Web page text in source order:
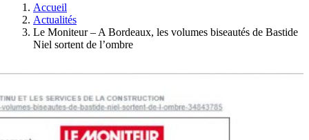
Accueil
Actualités
Le Moniteur – A Bordeaux, les volumes biseautés de Bastide
Niel sortent de l’ombre